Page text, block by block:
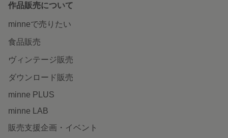
作品販売について
minneで売りたい
食品販売
ヴィンテージ販売
ダウンロード販売
minne PLUS
minne LAB
販売支援企画・イベント